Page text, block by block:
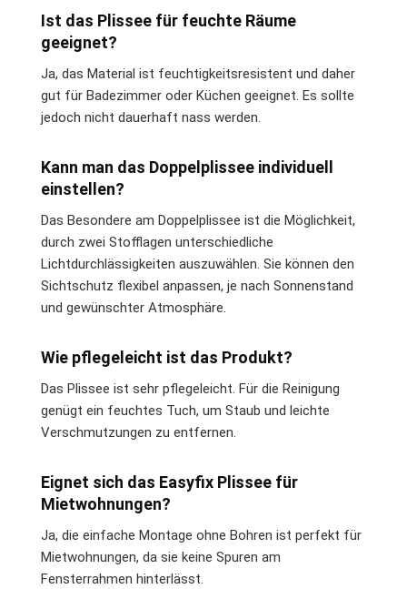
Ist das Plissee für feuchte Räume
geeignet?
Ja, das Material ist feuchtigkeitsresistent und daher
gut für Badezimmer oder Küchen geeignet. Es sollte
jedoch nicht dauerhaft nass werden.
Kann man das Doppelplissee individuell
einstellen?
Das Besondere am Doppelplissee ist die Möglichkeit,
durch zwei Stofflagen unterschiedliche
Lichtdurchlässigkeiten auszuwählen. Sie können den
Sichtschutz flexibel anpassen, je nach Sonnenstand
und gewünschter Atmosphäre.
Wie pflegeleicht ist das Produkt?
Das Plissee ist sehr pflegeleicht. Für die Reinigung
genügt ein feuchtes Tuch, um Staub und leichte
Verschmutzungen zu entfernen.
Eignet sich das Easyfix Plissee für
Mietwohnungen?
Ja, die einfache Montage ohne Bohren ist perfekt für
Mietwohnungen, da sie keine Spuren am
Fensterrahmen hinterlässt.